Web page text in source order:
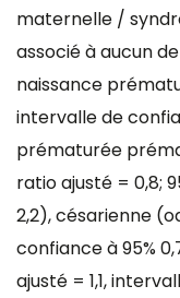
maternelle /
associé à aucun
naissance
intervalle de
prématurée
ratio ajusté = 0,8;
2,2), césarienne
confiance à 95%
ajusté = 1,1,